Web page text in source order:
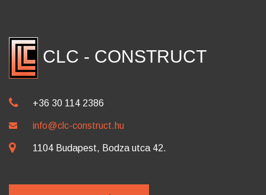
CLC - CONSTRUCT
+36 30 114 2386
info@clc-construct.hu
1104 Budapest, Bodza utca 42.